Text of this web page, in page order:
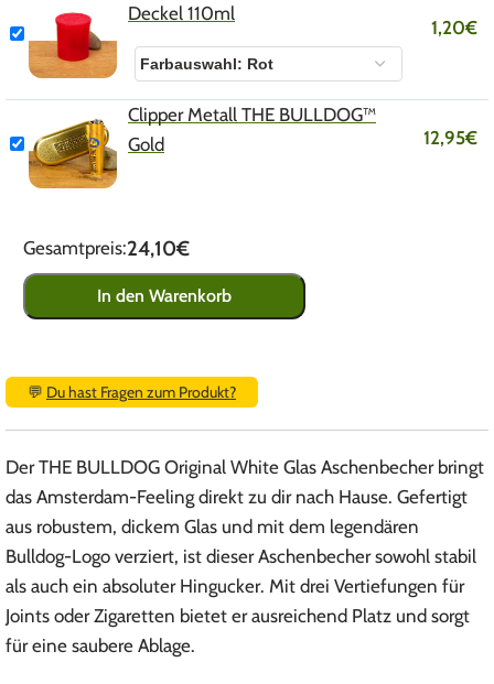
Deckel 110ml
1,20€
Clipper Metall THE BULLDOG™
Gold
12,95€
Gesamtpreis:24,10€
In den Warenkorb
💬 Du hast Fragen zum Produkt?
Der THE BULLDOG Original White Glas Aschenbecher bringt
das Amsterdam-Feeling direkt zu dir nach Hause. Gefertigt
aus robustem, dickem Glas und mit dem legendären
Bulldog-Logo verziert, ist dieser Aschenbecher sowohl stabil
als auch ein absoluter Hingucker. Mit drei Vertiefungen für
Joints oder Zigaretten bietet er ausreichend Platz und sorgt
für eine saubere Ablage.